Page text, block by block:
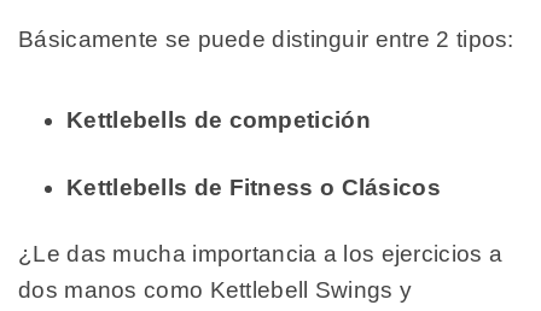
Básicamente se puede distinguir entre 2 tipos:
Kettlebells de competición
Kettlebells de Fitness o Clásicos
¿Le das mucha importancia a los ejercicios a
dos manos como Kettlebell Swings y